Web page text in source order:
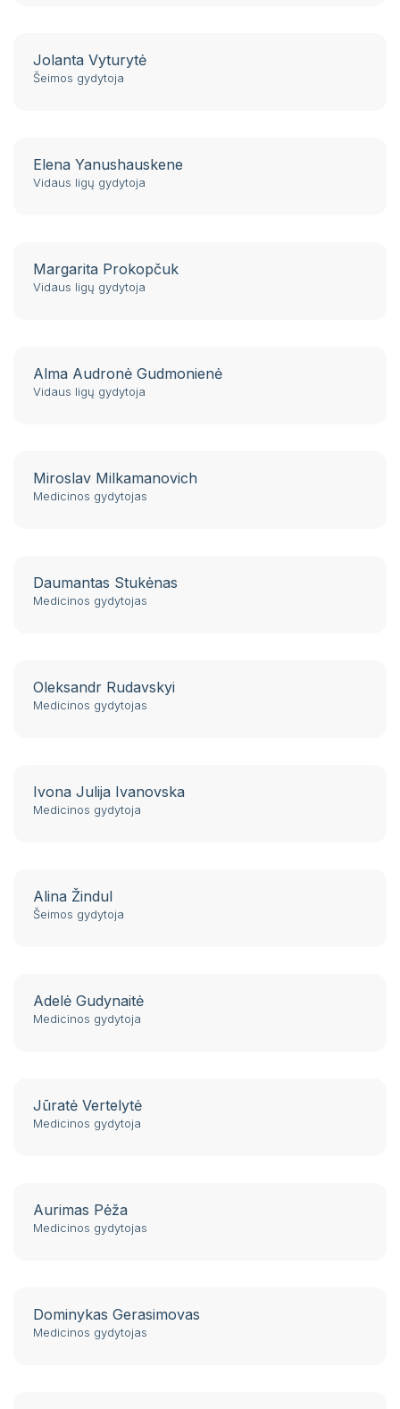
Jolanta Vyturytė
Šeimos gydytoja
Elena Yanushauskene
Vidaus ligų gydytoja
Margarita Prokopčuk
Vidaus ligų gydytoja
Alma Audronė Gudmonienė
Vidaus ligų gydytoja
Miroslav Milkamanovich
Medicinos gydytojas
Daumantas Stukėnas
Medicinos gydytojas
Oleksandr Rudavskyi
Medicinos gydytojas
Ivona Julija Ivanovska
Medicinos gydytoja
Alina Žindul
Šeimos gydytoja
Adelė Gudynaitė
Medicinos gydytoja
Jūratė Vertelytė
Medicinos gydytoja
Aurimas Pėža
Medicinos gydytojas
Dominykas Gerasimovas
Medicinos gydytojas